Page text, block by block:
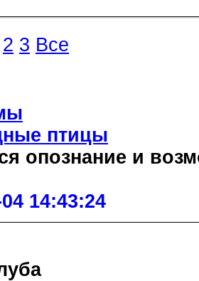
2 3 Все
птицы
опознание и
14:43:24